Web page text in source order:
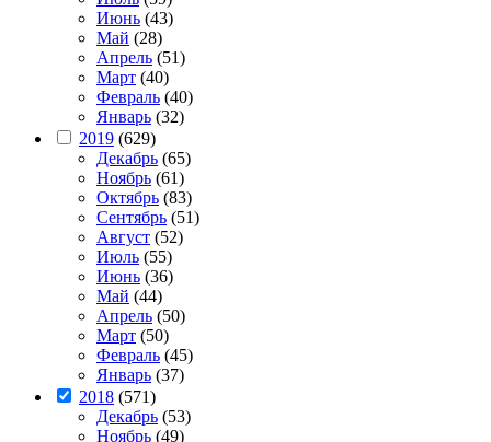
Июнь (43)
Май (28)
Апрель (51)
Март (40)
Февраль (40)
Январь (32)
2019 (629)
Декабрь (65)
Ноябрь (61)
Октябрь (83)
Сентябрь (51)
Август (52)
Июль (55)
Июнь (36)
Май (44)
Апрель (50)
Март (50)
Февраль (45)
Январь (37)
2018 (571)
Декабрь (53)
Ноябрь (49)